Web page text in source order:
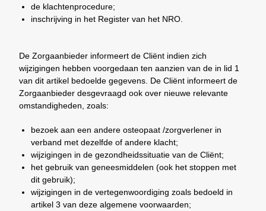
de klachtenprocedure;
inschrijving in het Register van het NRO.
De Zorgaanbieder informeert de Cliënt indien zich
wijzigingen hebben voorgedaan ten aanzien van de in lid 1
van dit artikel bedoelde gegevens. De Cliënt informeert de
Zorgaanbieder desgevraagd ook over nieuwe relevante
omstandigheden, zoals:
bezoek aan een andere osteopaat /zorgverlener in
verband met dezelfde of andere klacht;
wijzigingen in de gezondheidssituatie van de Cliënt;
het gebruik van geneesmiddelen (ook het stoppen met
dit gebruik);
wijzigingen in de vertegenwoordiging zoals bedoeld in
artikel 3 van deze algemene voorwaarden;